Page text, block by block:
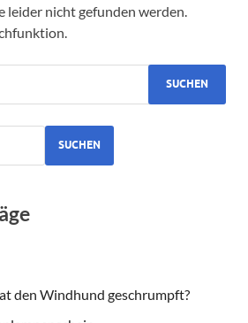
leider nicht gefunden werden.
SUCHEN
den Windhund geschrumpft?